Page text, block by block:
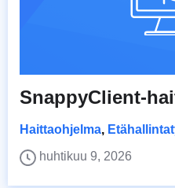
SnappyClient-
Haittaohjelma,
huhtikuu 9, 2026